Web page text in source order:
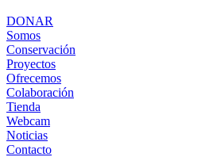
DONAR
Somos
Conservación
Proyectos
Ofrecemos
Colaboración
Tienda
Webcam
Noticias
Contacto